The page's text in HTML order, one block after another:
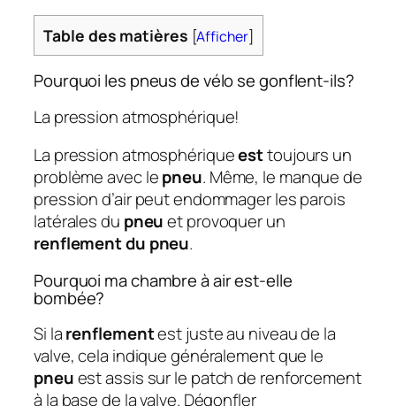
Table des matières [Afficher]
Pourquoi les pneus de vélo se gonflent-ils?
La pression atmosphérique!
La pression atmosphériqueesttoujours un
problème avec lepneu. Même, le manque de
pression d’air peut endommager les parois
latérales du pneuet provoquer un
renflement du pneu.
Pourquoi ma chambre à air est-elle
bombée?
Si larenflementest juste au niveau de la
valve, cela indique généralement que le
pneuest assis sur le patch de renforcement
à la base de la valve. Dégonfler